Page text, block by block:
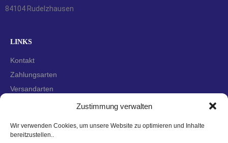
Zustimmung verwalten
Wir verwenden Cookies, um unsere Website zu optimieren und Inhalte
bereitzustellen..
84104 Rudelzhausen
LINKS
Kontakt
Zahlungsarten
Versandarten
Datenschutzerklärung